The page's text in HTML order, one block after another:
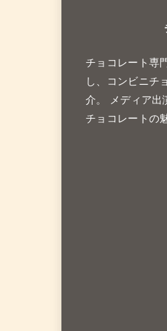
チョコレート専
し、コンビニチ
介。 メディア出
チョコレートの